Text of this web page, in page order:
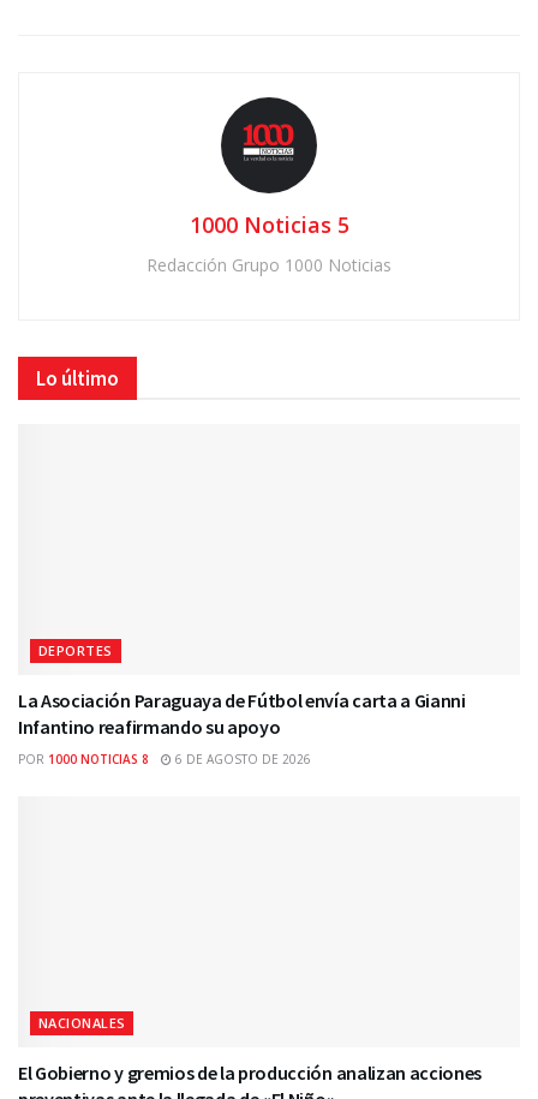
1000 Noticias 5
Redacción Grupo 1000 Noticias
Lo último
DEPORTES
La Asociación Paraguaya de Fútbol envía carta a Gianni
Infantino reafirmando su apoyo
POR 1000 NOTICIAS 8 6 DE AGOSTO DE 2026
NACIONALES
El Gobierno y gremios de la producción analizan acciones